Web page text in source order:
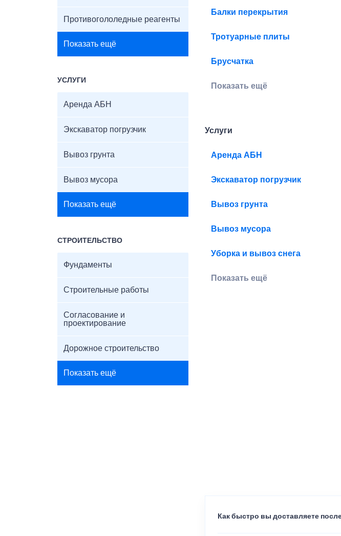
Противогололедные реагенты
Показать ещё
УСЛУГИ
Аренда АБН
Экскаватор погрузчик
Вывоз грунта
Вывоз мусора
Показать ещё
СТРОИТЕЛЬСТВО
Фундаменты
Строительные работы
Согласование и
проектирование
Дорожное строительство
Показать ещё
Балки перекрытия
Тротуарные плиты
Брусчатка
Показать ещё
Услуги
Аренда АБН
Экскаватор погрузчик
Вывоз грунта
Вывоз мусора
Уборка и вывоз снега
Показать ещё
Как быстро вы доставляете